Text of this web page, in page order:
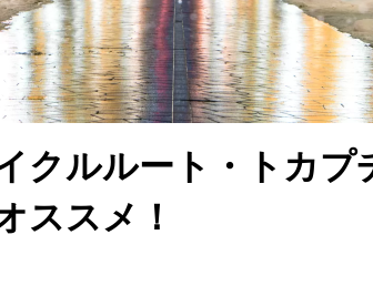
クルルート・トカ
ススメ！